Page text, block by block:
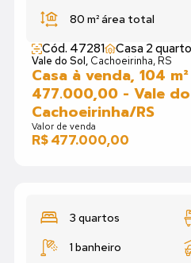
80 m²área total
Cód. 47281 Casa 2
Vale do Sol, Cachoeirinha, RS
Casa à venda, 104
477.000,00 - Vale
Cachoeirinha/RS
Valor de venda
R$ 477.000,00
3 quartos
1 banheiro